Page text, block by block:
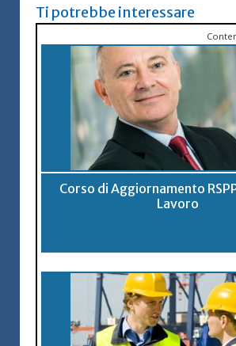
Ti potrebbe interessare
Corso di Aggiornamento
Lavoro